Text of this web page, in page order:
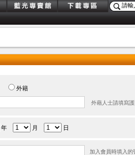
外籍
外藉人士請填寫
年 月 日
加入會員時填入的